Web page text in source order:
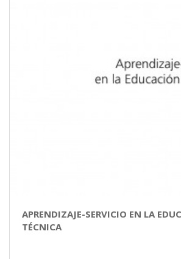
APRENDIZAJE-SERVICIO EN LA
TÉCNICA